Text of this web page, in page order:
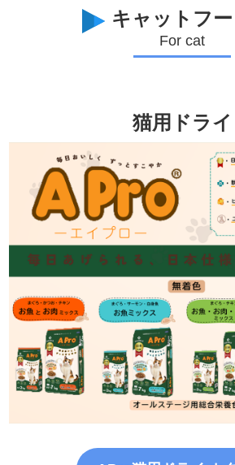
キャットフー
For cat
猫用ドライ